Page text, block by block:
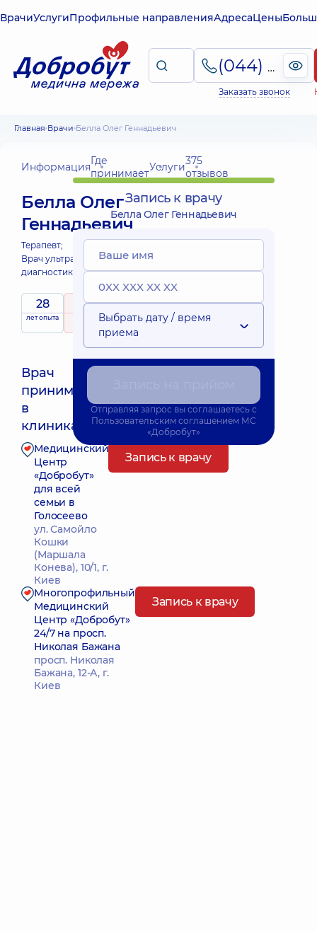
ВрачиУслугиПрофильные направленияАдресаЦены
(044) 495-2-888
Заказать звонок
Главная Врачи Белла Олег Геннадьевич
ИнформацияГде
принимаетУслуги375
отзывов
Белла Олег
Геннадьевич
Терапевт;
Врач ультразвуковой
диагностики;
28
лет опыта
4.9 / 5
рейтингна основе
375 отзывов
Врач
принимает
в
клиниках:
Ближайшее время приема: Завтра о 10:00
Медицинский
Центр
«Добробут»
для всей
семьи в
Голосеево
ул. Самойло
Кошки
(Маршала
Конева), 10/1, г.
Киев
Запись к врачу
Многопрофильный
Медицинский
Центр «Добробут»
24/7 на просп.
Николая Бажана
просп. Николая
Бажана, 12-А, г.
Киев
Запись к врачу
Запись к врачу
Белла Олег Геннадьевич
Выбрать дату / время
приема
Отправляя запрос вы соглашаетесь с
Пользовательским соглашением МС
«Добробут»